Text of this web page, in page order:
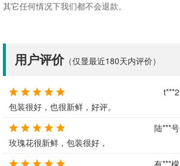
其它任何情况下我们都不会退款。
用户评价（仅显最近180天内评价）
t***2
包装很好，也很新鲜，好评。
陆***号
玫瑰花很新鲜，包装很好，